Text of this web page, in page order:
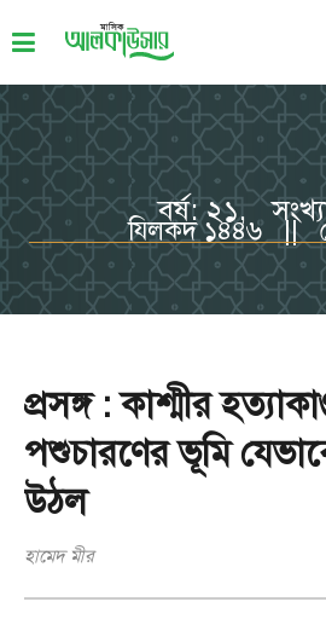
বর্ষ: ২১,
যিলকদ ১৪৪৬ ||
প্রসঙ্গ : কাশ্মীর
পশুচারণের ভূমি
উঠল
হামেদ মীর